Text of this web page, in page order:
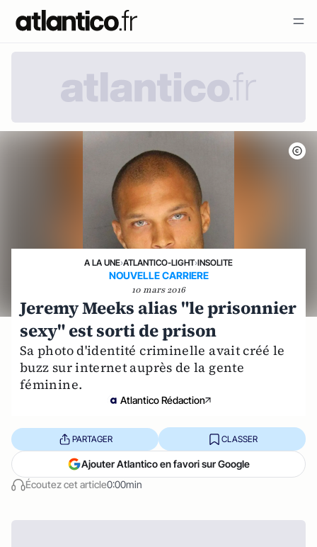
A LA UNE›ATLANTICO-LIGHT›INSOLITE
NOUVELLE CARRIERE
10 mars 2016
Jeremy Meeks alias "le prisonnier
sexy" est sorti de prison
Sa photo d'identité criminelle avait créé le
buzz sur internet auprès de la gente
féminine.
Atlantico Rédaction
Écoutez cet article0:00min
PARTAGER CLASSER
Ajouter Atlantico en favori sur Google